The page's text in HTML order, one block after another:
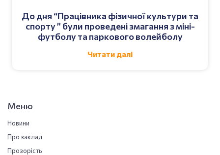
До дня “Працівника фізичної культури та
спорту ” були проведені змагання з міні-
футболу та паркового волейболу
Читати далі
Меню
Новини
Про заклад
Прозорість